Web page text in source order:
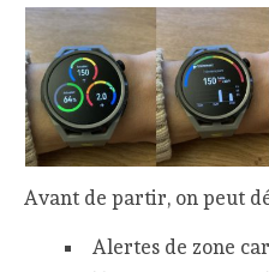
Avant de partir, on peut
Alertes de zone